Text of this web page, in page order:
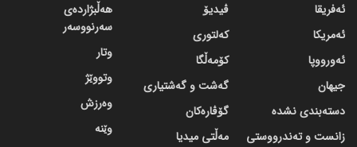
ئەفریقا
ئەمریکا
ئەورووپا
جیهان
دسته‌بندی نشده
زانست و تەندرووستی
ڤیدیۆ
کەلتوری
کۆمەڵگا
گه‌شت و گه‌شتیاری
گۆڤاره‌کان
مەڵتی میدیا
هەڵبژاردەی
سەرنووسەر
وتار
وتووێژ
وەرزش
وێنە